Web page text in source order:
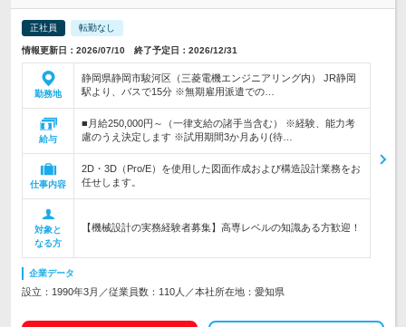
正社員 転勤なし
情報更新日：2026/07/10 終了予定日：2026/12/31
勤務地
静岡県静岡市駿河区（三菱電機エンジニアリング内） JR静岡
駅より、バスで15分 ※無期雇用派遣での…
給与
■月給250,000円～（一律支給の諸手当含む） ※経験、能力考
慮のうえ決定します ※試用期間3か月あり(待…
仕事内容
2D・3D（Pro/E）を使用した図面作成および構造設計業務をお
任せします。
対象と
なる方
【機械設計の実務経験者募集】高専レベルの知識ある方歓迎！
企業データ
設立：1990年3月／従業員数：110人／本社所在地：愛知県